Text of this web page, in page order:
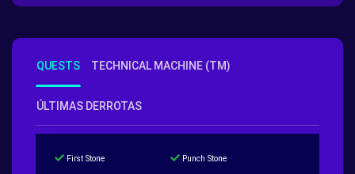
QUESTS TECHNICAL MACHINE (TM)
ÚLTIMAS DERROTAS
First Stone Punch Stone